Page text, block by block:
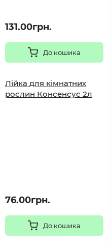
131.00грн.
До кошика
Лійка для кімнатних
рослин Консенсус 2л
76.00грн.
До кошика